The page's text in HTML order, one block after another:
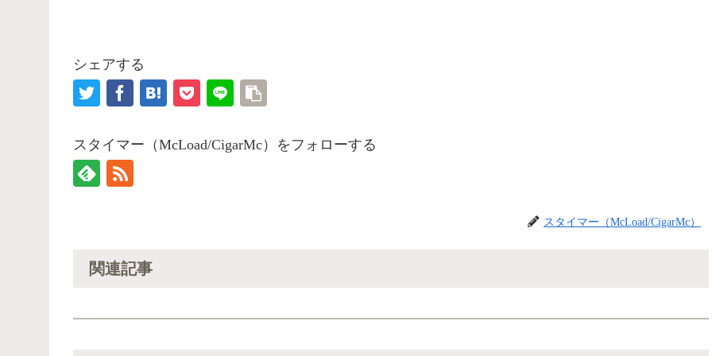
シェアする
スタイマー（McLoad/CigarMc）をフォローする
スタイマー（McLoad/CigarMc）
関連記事